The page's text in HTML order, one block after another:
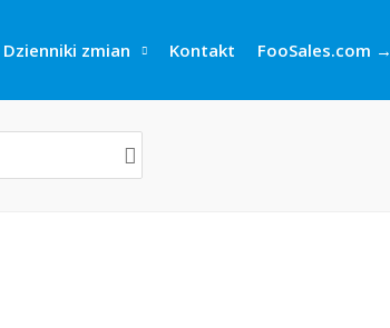
Dzienniki zmian Kontakt FooSales.com →